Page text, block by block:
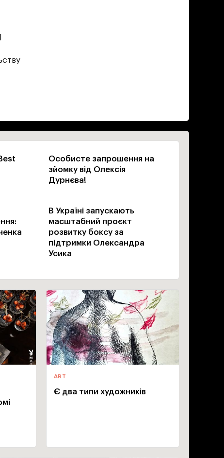
Особисте запрошення на
зйомку від Олексія
Дурнєва!
В Україні запускають
масштабний проєкт
розвитку боксу за
підтримки Олександра
Усика
ART
Є два типи художників